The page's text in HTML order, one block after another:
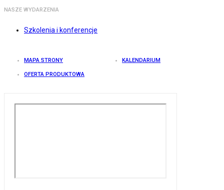
NASZE WYDARZENIA
Szkolenia i konferencje
MAPA STRONY KALENDARIUM
OFERTA PRODUKTOWA